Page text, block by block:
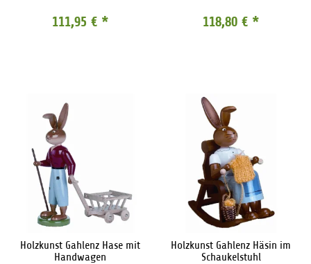
111,95 € * 118,80 € *
Holzkunst Gahlenz Hase mit
Handwagen
Holzkunst Gahlenz Häsin im
Schaukelstuhl